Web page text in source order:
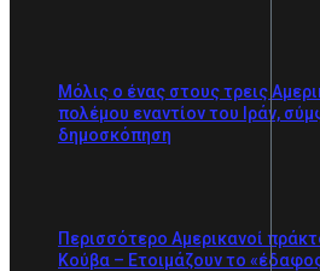
Μόλις ο ένας στους τρεις
πολέμου εναντίον του Ιράν,
δημοσκόπηση
Περισσότερο Αμερικανοί
Κούβα – Ετοιμάζουν το